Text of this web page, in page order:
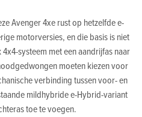
Avenger 4xe rust op hetzelfde e-
motorversies, en die basis is niet
systeem met een aandrijfas naar
moeten kiezen voor
verbinding tussen voor- en
mildhybride e-Hybrid-variant
toe te voegen.